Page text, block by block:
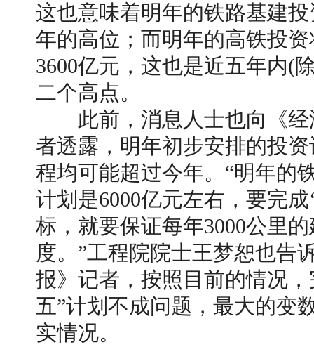
这也意味着明年的铁路基建投
年的高位；而明年的高铁投
3600亿元，这也是近五年内(
二个高点。
此前，消息人士也向《经
者透露，明年初步安排的投
程均可能超过今年。“明年的
计划是6000亿元左右，要完成
标，就要保证每年3000公里
度。”工程院院士王梦恕也告
报》记者，按照目前的情况，
五”计划不成问题，最大的变
实情况。